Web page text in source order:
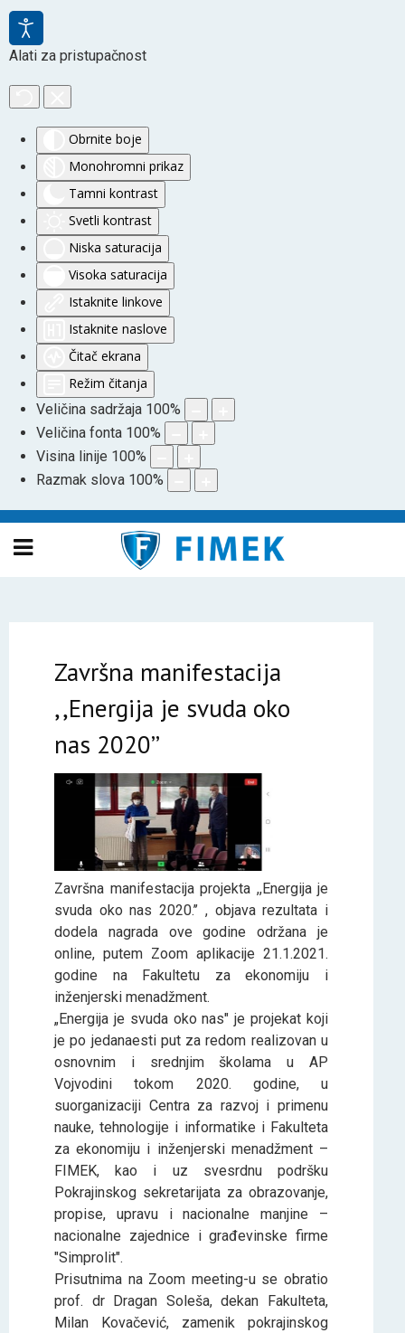
Alati za pristupačnost
Obrnite boje
Monohromni prikaz
Tamni kontrast
Svetli kontrast
Niska saturacija
Visoka saturacija
Istaknite linkove
Istaknite naslove
Čitač ekrana
Režim čitanja
Veličina sadržaja 100%
Veličina fonta 100%
Visina linije 100%
Razmak slova 100%
Završna manifestacija
,,Energija je svuda oko
nas 2020’’
Završna manifestacija projekta ,,Energija je
svuda oko nas 2020.’’ , objava rezultata i
dodela nagrada ove godine održana je
online, putem Zoom aplikacije 21.1.2021.
godine na Fakultetu za ekonomiju i
inženjerski menadžment.
„Energija je svuda oko nas" je projekat koji
je po jedanaesti put za redom realizovan u
osnovnim i srednjim školama u AP
Vojvodini tokom 2020. godine, u
suorganizaciji Centra za razvoj i primenu
nauke, tehnologije i informatike i Fakulteta
za ekonomiju i inženjerski menadžment –
FIMEK, kao i uz svesrdnu podršku
Pokrajinskog sekretarijata za obrazovanje,
propise, upravu i nacionalne manjine –
nacionalne zajednice i građevinske firme
"Simprolit".
Prisutnima na Zoom meeting-u se obratio
prof. dr Dragan Soleša, dekan Fakulteta,
Milan Kovačević, zamenik pokrajinskog